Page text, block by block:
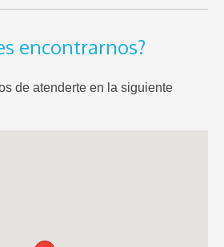
encontrarnos?
de atenderte en la siguiente